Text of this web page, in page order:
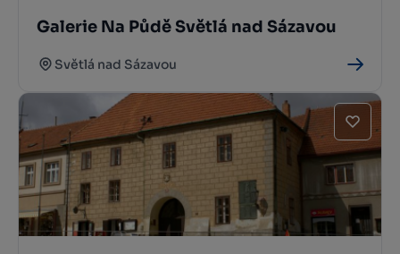
Galerie Na Půdě Světlá nad Sázavou
Světlá nad Sázavou